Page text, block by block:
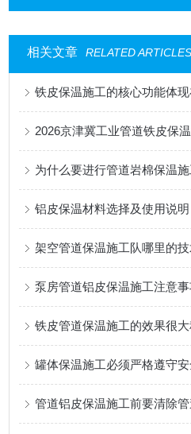
相关文章 RELATED ARTICLES
铁皮保温施工的核心功能体
2026京津冀工业管道铁皮保
为什么要进行管道岩棉保温
铝皮保温材料选择及使用说明
架空管道保温施工队哪里的
泵房管道铝皮保温施工注意
铁皮管道保温施工的效果很
罐体保温施工必须严格遵守